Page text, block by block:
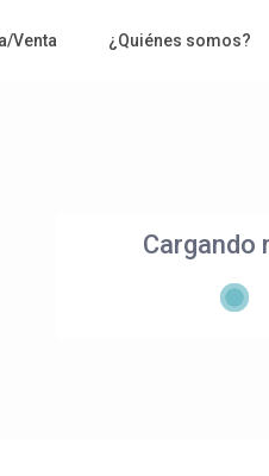
Venta ¿Quiénes somos?
Cargando